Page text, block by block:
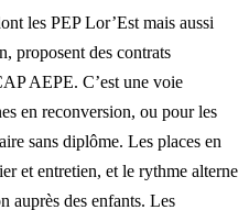
les PEP Lor’Est mais aussi
proposent des contrats
AEPE. C’est une voie
en reconversion, ou pour les
sans diplôme. Les places en
et entretien, et le rythme alterne
auprès des enfants. Les